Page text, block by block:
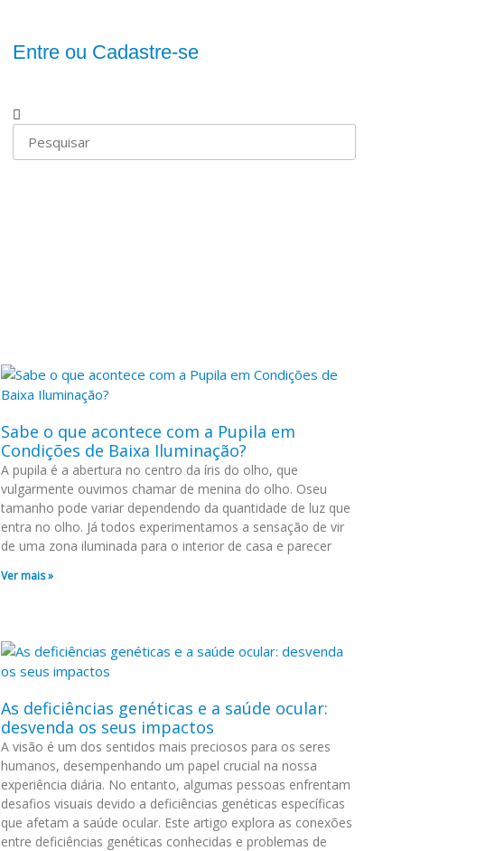
Entre ou Cadastre-se
Sabe o que acontece com a Pupila em
Condições de Baixa Iluminação?
A pupila é a abertura no centro da íris do olho, que
vulgarmente ouvimos chamar de menina do olho. Oseu
tamanho pode variar dependendo da quantidade de luz que
entra no olho. Já todos experimentamos a sensação de vir
de uma zona iluminada para o interior de casa e parecer
Ver mais »
As deficiências genéticas e a saúde ocular:
desvenda os seus impactos
A visão é um dos sentidos mais preciosos para os seres
humanos, desempenhando um papel crucial na nossa
experiência diária. No entanto, algumas pessoas enfrentam
desafios visuais devido a deficiências genéticas específicas
que afetam a saúde ocular. Este artigo explora as conexões
entre deficiências genéticas conhecidas e problemas de